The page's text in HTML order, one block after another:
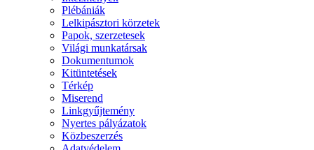
Plébániák
Lelkipásztori körzetek
Papok, szerzetesek
Világi munkatársak
Dokumentumok
Kitüntetések
Térkép
Miserend
Linkgyűjtemény
Nyertes pályázatok
Közbeszerzés